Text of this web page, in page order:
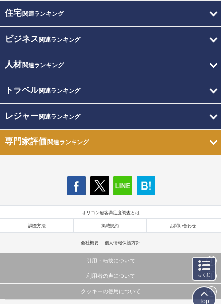
住宅関連ランキング
ビジネス 関連ランキング
人材関連ランキング
トラベル関連ランキング
レジャー関連ランキング
専門家評価関連ランキング
オリコン顧客満足度調査とは
調査方法 掲載規約 お問い合わせ
会社概要 個人情報保護方針
引用・転載について
当サイトで公開されている情報（文字、写真、イラスト、画像データ等）及びこれらの配置・
これらの情報を権利者の許可なく無断転載・複製などの二次利用を行うことは固く禁じており
利用者の声について
当サイトに掲載している内容はすべてサービスの利用者が提出された見解・感想です。
クッキーの使用について
もくじ
Top